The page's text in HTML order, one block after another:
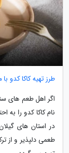
طرز تهیه کاکا کدو
اگر اهل طعم های
نام کاکا کدو را به
در استان های
طعمی دلپذیر و از